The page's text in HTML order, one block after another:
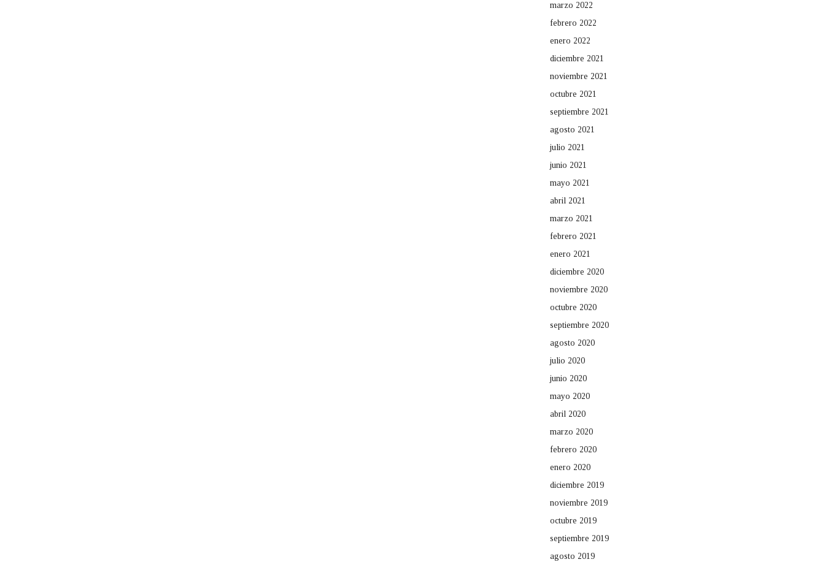
marzo 2022
febrero 2022
enero 2022
diciembre 2021
noviembre 2021
octubre 2021
septiembre 2021
agosto 2021
julio 2021
junio 2021
mayo 2021
abril 2021
marzo 2021
febrero 2021
enero 2021
diciembre 2020
noviembre 2020
octubre 2020
septiembre 2020
agosto 2020
julio 2020
junio 2020
mayo 2020
abril 2020
marzo 2020
febrero 2020
enero 2020
diciembre 2019
noviembre 2019
octubre 2019
septiembre 2019
agosto 2019